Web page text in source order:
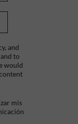
and
to
would
mis